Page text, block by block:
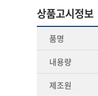
상품고시정보
품명
내용량
제조원